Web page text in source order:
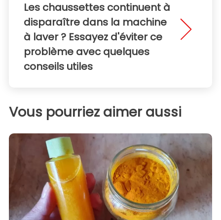
Les chaussettes continuent à
disparaître dans la machine
à laver ? Essayez d'éviter ce
problème avec quelques
conseils utiles
Vous pourriez aimer aussi